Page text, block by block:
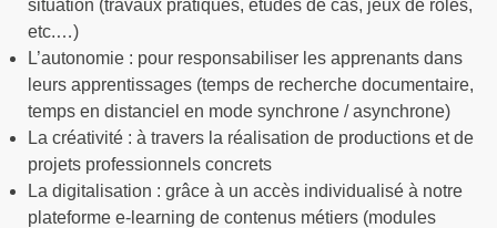
situation (travaux pratiques, études de cas, jeux de rôles,
etc.…)
L’autonomie : pour responsabiliser les apprenants dans
leurs apprentissages (temps de recherche documentaire,
temps en distanciel en mode synchrone / asynchrone)
La créativité : à travers la réalisation de productions et de
projets professionnels concrets
La digitalisation : grâce à un accès individualisé à notre
plateforme e-learning de contenus métiers (modules